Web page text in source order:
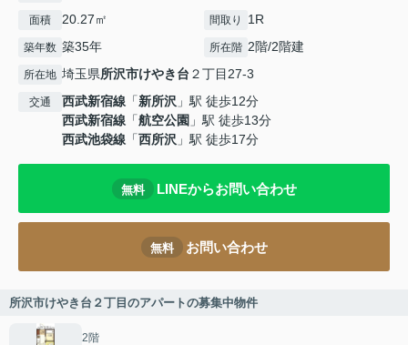
面積 20.27㎡ 間取り 1R
築年数 築35年 所在階 2階/2階建
所在地 埼玉県所沢市けやき台 ２丁目27-3
交通 西武新宿線 「新所沢 」駅 徒歩12分
西武新宿線 「航空公園 」駅 徒歩13分
西武池袋線 「西所沢 」駅 徒歩17分
無料 LINEからお問い合わせ
無料 お問い合わせ
所沢市けやき台２丁目のアパートの募集中物件
2階